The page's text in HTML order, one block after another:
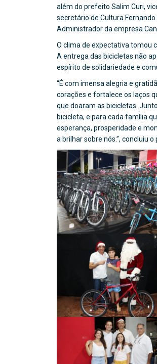
além do prefeito Salim Curi,
secretário de Cultura
Administrador da empresa
O clima de expectativa tomou
A entrega das bicicletas não
espírito de solidariedade e
“É com imensa alegria e
corações e fortalece os laços
que doaram as bicicletas.
bicicleta, e para cada família
esperança, prosperidade e
a brilhar sobre nós.”, concluiu